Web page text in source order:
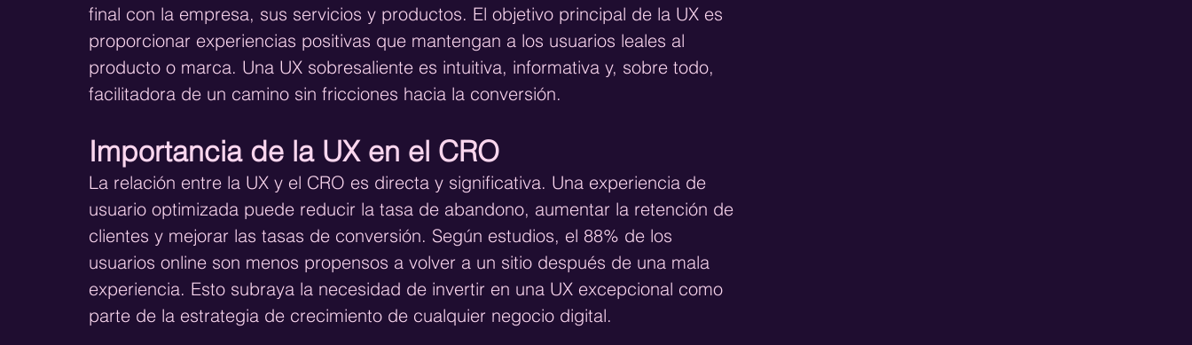
final con la empresa, sus servicios y productos. El objetivo principal de la UX es
proporcionar experiencias positivas que mantengan a los usuarios leales al
producto o marca. Una UX sobresaliente es intuitiva, informativa y, sobre todo,
facilitadora de un camino sin fricciones hacia la conversión.
Importancia de la UX en el CRO
La relación entre la UX y el CRO es directa y significativa. Una experiencia de
usuario optimizada puede reducir la tasa de abandono, aumentar la retención de
clientes y mejorar las tasas de conversión. Según estudios, el 88% de los
usuarios online son menos propensos a volver a un sitio después de una mala
experiencia. Esto subraya la necesidad de invertir en una UX excepcional como
parte de la estrategia de crecimiento de cualquier negocio digital.